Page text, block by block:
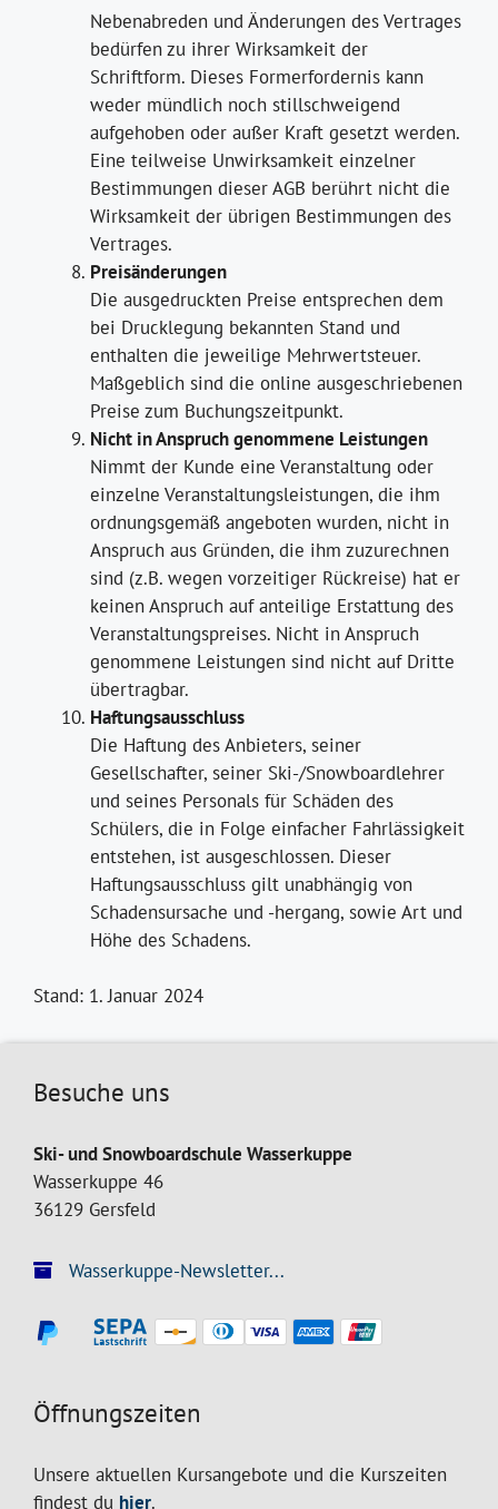
Nebenabreden und Änderungen des Vertrages
bedürfen zu ihrer Wirksamkeit der
Schriftform. Dieses Formerfordernis kann
weder mündlich noch stillschweigend
aufgehoben oder außer Kraft gesetzt werden.
Eine teilweise Unwirksamkeit einzelner
Bestimmungen dieser AGB berührt nicht die
Wirksamkeit der übrigen Bestimmungen des
Vertrages.
Preisänderungen
Die ausgedruckten Preise entsprechen dem
bei Drucklegung bekannten Stand und
enthalten die jeweilige Mehrwertsteuer.
Maßgeblich sind die online ausgeschriebenen
Preise zum Buchungszeitpunkt.
Nicht in Anspruch genommene Leistungen
Nimmt der Kunde eine Veranstaltung oder
einzelne Veranstaltungsleistungen, die ihm
ordnungsgemäß angeboten wurden, nicht in
Anspruch aus Gründen, die ihm zuzurechnen
sind (z.B. wegen vorzeitiger Rückreise) hat er
keinen Anspruch auf anteilige Erstattung des
Veranstaltungspreises. Nicht in Anspruch
genommene Leistungen sind nicht auf Dritte
übertragbar.
Haftungsausschluss
Die Haftung des Anbieters, seiner
Gesellschafter, seiner Ski-/Snowboardlehrer
und seines Personals für Schäden des
Schülers, die in Folge einfacher Fahrlässigkeit
entstehen, ist ausgeschlossen. Dieser
Haftungsausschluss gilt unabhängig von
Schadensursache und -hergang, sowie Art und
Höhe des Schadens.
Stand: 1. Januar 2024
Besuche uns
Ski- und Snowboardschule Wasserkuppe
Wasserkuppe 46
36129 Gersfeld
Wasserkuppe-Newsletter...
Öffnungszeiten
Unsere aktuellen Kursangebote und die Kurszeiten
findest du hier.